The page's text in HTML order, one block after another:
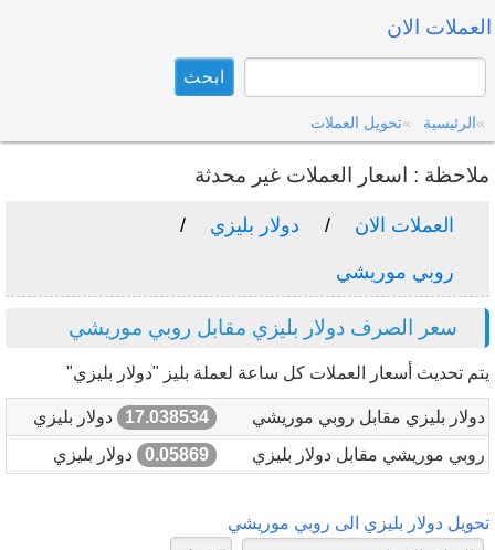
العملات الان
الرئيسية تحويل العملات
ملاحظة : اسعار العملات غير محدثة
العملات الان دولار بليزي
روبي موريشي
سعر الصرف دولار بليزي مقابل روبي موريشي
يتم تحديث أسعار العملات كل ساعة لعملة بليز "دولار بليزي"
دولار بليزي مقابل روبي موريشي 17.038534
دولار بليزي
روبي موريشي مقابل دولار بليزي
0.05869 دولار بليزي
تحويل دولار بليزي الى روبي موريشي